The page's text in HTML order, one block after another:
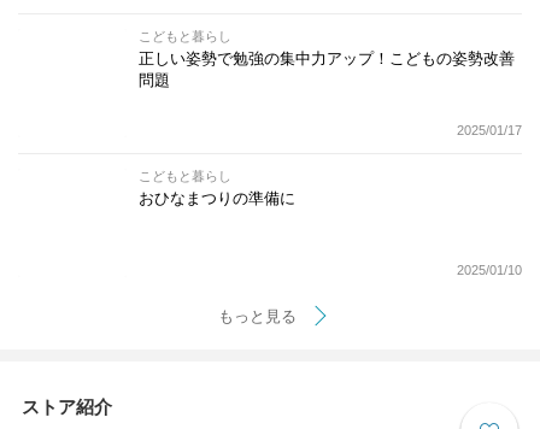
こどもと暮らし
正しい姿勢で勉強の集中力アップ！こどもの姿勢改善
問題
2025/01/17
こどもと暮らし
おひなまつりの準備に
2025/01/10
もっと見る
ストア紹介